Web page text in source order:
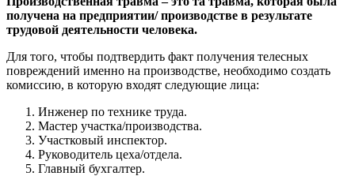
получена на предприятии/ производстве в результате
трудовой деятельности человека.
Для того, чтобы подтвердить факт получения телесных
повреждений именно на производстве, необходимо создать
комиссию, в которую входят следующие лица:
Инженер по технике труда.
Мастер участка/производства.
Участковый инспектор.
Руководитель цеха/отдела.
Главный бухгалтер.